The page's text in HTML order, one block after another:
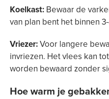
Koelkast: Bewaar de
van plan bent het binnen
Vriezer:Voor langere
invriezen. Het vlees kan
worden bewaard zonder
Hoe warm je